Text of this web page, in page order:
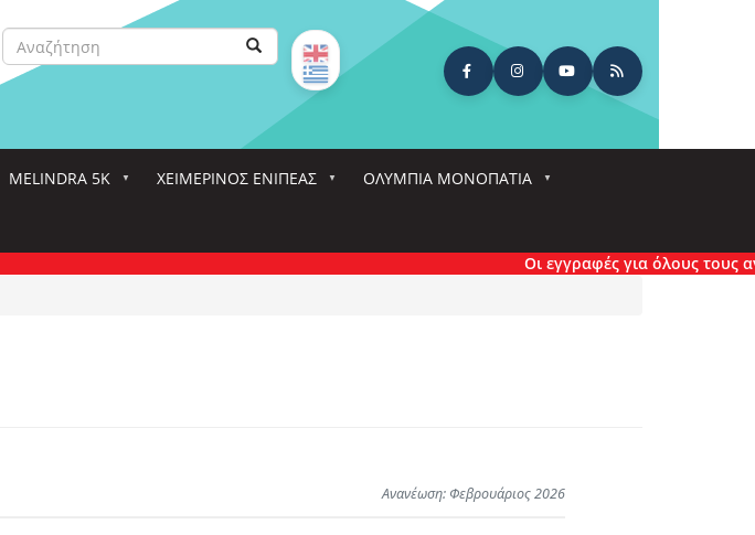
Αναζήτηση
MELINDRA 5K ΧΕΙΜΕΡΙΝΟΣ ΕΝΙΠΕΑΣ ΟΛΎΜΠΙΑ ΜΟΝΟΠΆΤΙΑ
Οι εγγραφές για όλους τους
Ανανέωση: Φεβρουάριος 2026